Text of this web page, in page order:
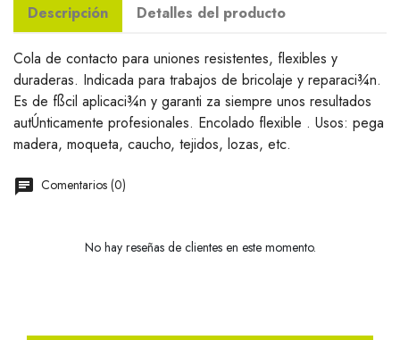
Descripción Detalles del producto
Cola de contacto para uniones resistentes, flexibles y
duraderas. Indicada para trabajos de bricolaje y reparaci¾n.
Es de fßcil aplicaci¾n y garanti za siempre unos resultados
autÚnticamente profesionales. Encolado flexible . Usos: pega
madera, moqueta, caucho, tejidos, lozas, etc.
Comentarios (0)
No hay reseñas de clientes en este momento.